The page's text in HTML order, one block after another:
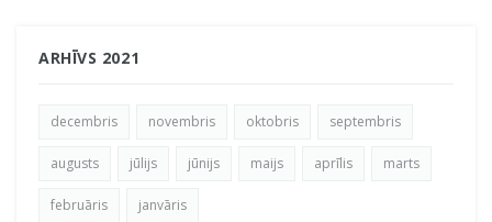
ARHĪVS 2021
decembris novembris oktobris septembris
augusts jūlijs jūnijs maijs aprīlis marts
februāris janvāris